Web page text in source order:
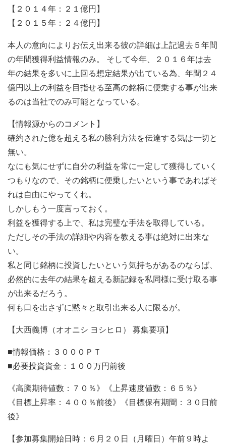
【２０１４年：２１億円】
【２０１５年：２４億円】
本人の意向によりお伝え出来る彼の詳細は上記過去５年間
の年間獲得利益情報のみ。 そして今年、２０１６年は去
年の結果を多いに上回る想定結果が出ている為、年間２４
億円以上の利益を目指せる至高の銘柄に便乗する事が出来
るのは当社でのみ可能となっている。
【情報源からのコメント】
確約された億を超える私の勝利方法を伝達する気は一切と
無い。
なにも気にせずに自分の利益を常に一定して獲得していく
つもりなので、その銘柄に便乗したいという事であればそ
れは自由にやってくれ。
しかしもう一度言っておく。
利益を獲得する上で、私は完璧な手法を取得している。
ただしその手法の詳細や内容を教える事は絶対に出来な
い。
私と同じ銘柄に投資したいという気持ちがあるのならば、
必然的に去年の結果を超える新記録を私同様に受け取る事
が出来るだろう。
何も口を出さずに黙々と取引出来る人に限るが。
【大西義博（オオニシ ヨシヒロ） 募集要項】
■情報価格：３０００ＰＴ
■必要投資資金：１００万円前後
《高騰期待値数：７０％》《上昇速度値数：６５％》
《目標上昇率：４００％前後》《目標保有期間：３０日前
後》
【参加募集開始日時：６月２０日（月曜日）午前９時よ